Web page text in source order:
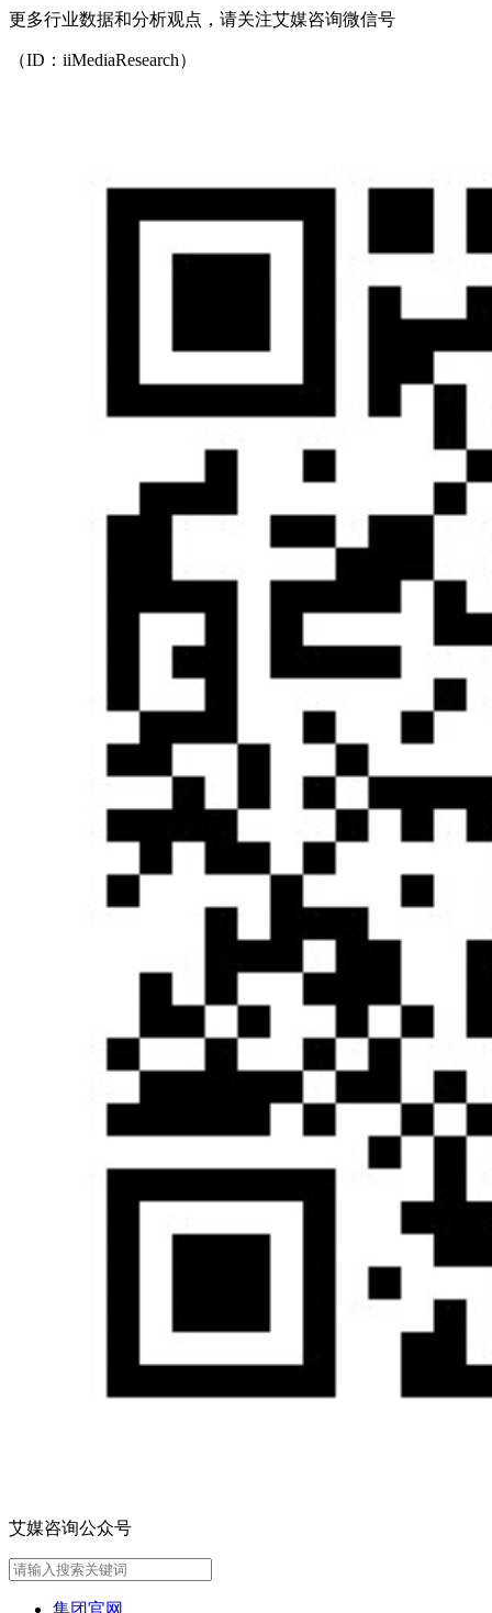
更多行业数据和分析观点，请关注艾媒咨询微信号
（ID：iiMediaResearch）
艾媒咨询公众号